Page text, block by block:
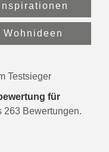
Inspirationen
Wohnideen
Testsieger
für
263 Bewertungen.